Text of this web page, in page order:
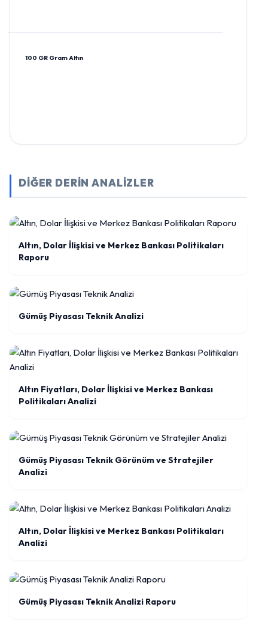
100 GR Gram Altın
DİĞER DERİN ANALİZLER
Altın, Dolar İlişkisi ve Merkez Bankası Politikaları
Raporu
Gümüş Piyasası Teknik Analizi
Altın Fiyatları, Dolar İlişkisi ve Merkez Bankası
Politikaları Analizi
Gümüş Piyasası Teknik Görünüm ve Stratejiler
Analizi
Altın, Dolar İlişkisi ve Merkez Bankası Politikaları
Analizi
Gümüş Piyasası Teknik Analizi Raporu